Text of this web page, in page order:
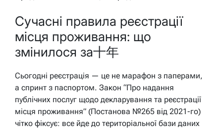
Сучасні правила реєстрації
місця проживання: що
змінилося за十年
Сьогодні реєстрація — це не марафон з паперами,
а спринт з паспортом. Закон “Про надання
публічних послуг щодо декларування та реєстрації
місця проживання” (Постанова №265 від 2021-го)
чітко фіксує: все йде до територіальної бази даних